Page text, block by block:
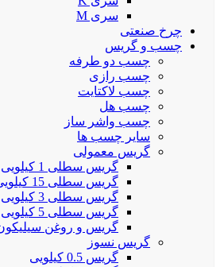
سری M
چرخ صنعتی
چسب و گریس
چسب دو طرفه
چسب رازی
چسب لاکتایت
چسب هل
چسب واشر ساز
سایر چسب ها
گریس معمولی
گریس سطلی 1 کیلویی
گریس سطلی 15 کیلویی
گریس سطلی 3 کیلویی
گریس سطلی 5 کیلویی
گریس و روغن
گریس نسوز
گریس 0.5 کیلویی